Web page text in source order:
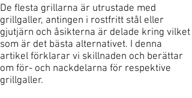
De flesta grillarna är utrustade med
grillgaller, antingen i rostfritt stål eller
gjutjärn och åsikterna är delade kring vilket
som är det bästa alternativet. I denna
artikel förklarar vi skillnaden och berättar
om för- och nackdelarna för respektive
grillgaller.